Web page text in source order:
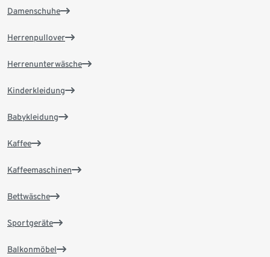
Damenschuhe
Herrenpullover
Herrenunterwäsche
Kinderkleidung
Babykleidung
Kaffee
Kaffeemaschinen
Bettwäsche
Sportgeräte
Balkonmöbel